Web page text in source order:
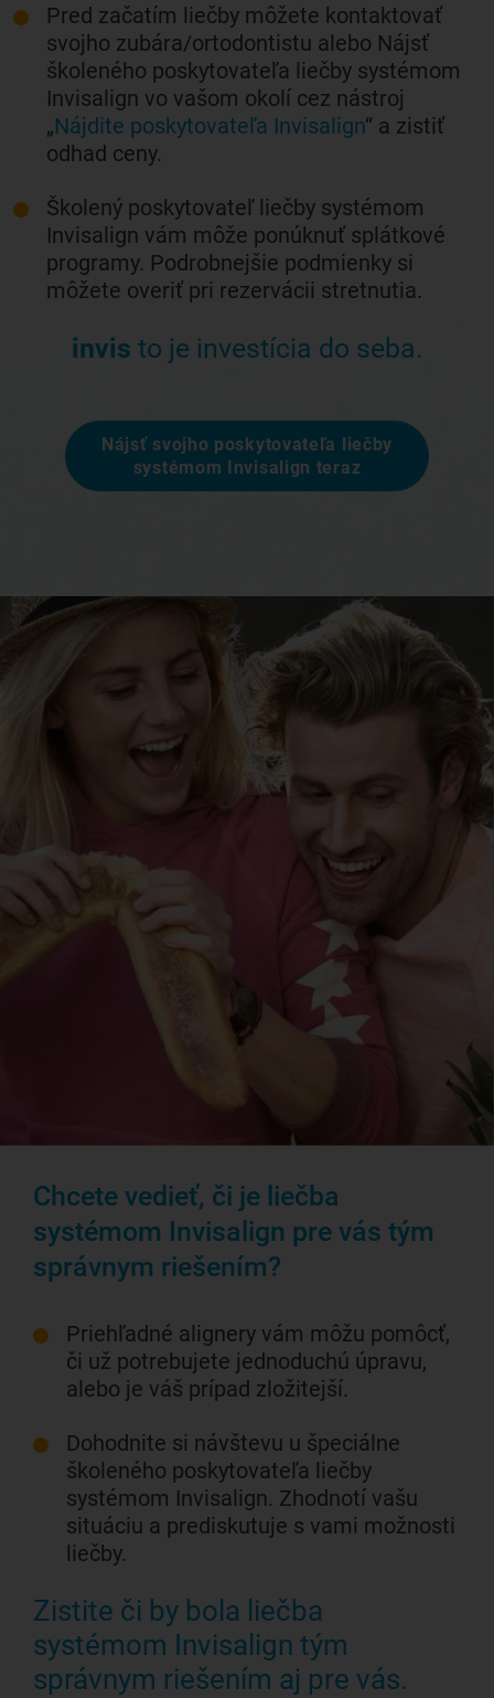
Pred začatím liečby môžete kontaktovať
svojho zubára/ortodontistu alebo Nájsť
školeného poskytovateľa liečby systémom
Invisalign vo vašom okolí cez nástroj
„Nájdite poskytovateľa Invisalign“ a zistiť
odhad ceny.
Školený poskytovateľ liečby systémom
Invisalign vám môže ponúknuť splátkové
programy. Podrobnejšie podmienky si
môžete overiť pri rezervácii stretnutia.
invis to je investícia do seba.
Nájsť svojho poskytovateľa liečby
systémom Invisalign teraz
Chcete vedieť, či je liečba
systémom Invisalign pre vás tým
správnym riešením?
Priehľadné alignery vám môžu pomôcť,
či už potrebujete jednoduchú úpravu,
alebo je váš prípad zložitejší.
Dohodnite si návštevu u špeciálne
školeného poskytovateľa liečby
systémom Invisalign. Zhodnotí vašu
situáciu a prediskutuje s vami možnosti
liečby.
Zistite či by bola liečba
systémom Invisalign tým
správnym riešením aj pre vás.